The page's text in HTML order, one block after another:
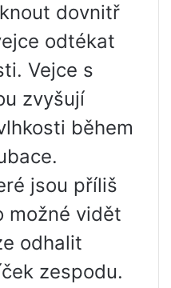
dovnitř
odtékat
Vejce s
zvyšují
během
jsou příliš
možné vidět
odhalit
zespodu.